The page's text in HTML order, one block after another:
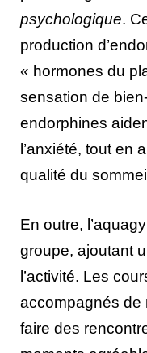
psychologique.
production
« hormones du
sensation de
endorphines
l’anxiété, tout en
qualité du
En outre,
groupe, ajoutant
l’activité. Les
accompagnés de
faire des